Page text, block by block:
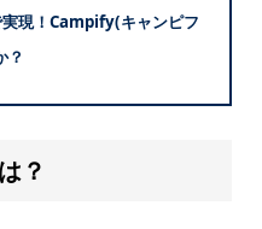
現！Campify(キャンピフ
？
？